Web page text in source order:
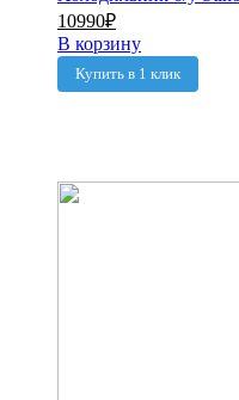
10990₽
В корзину
Купить в 1 клик